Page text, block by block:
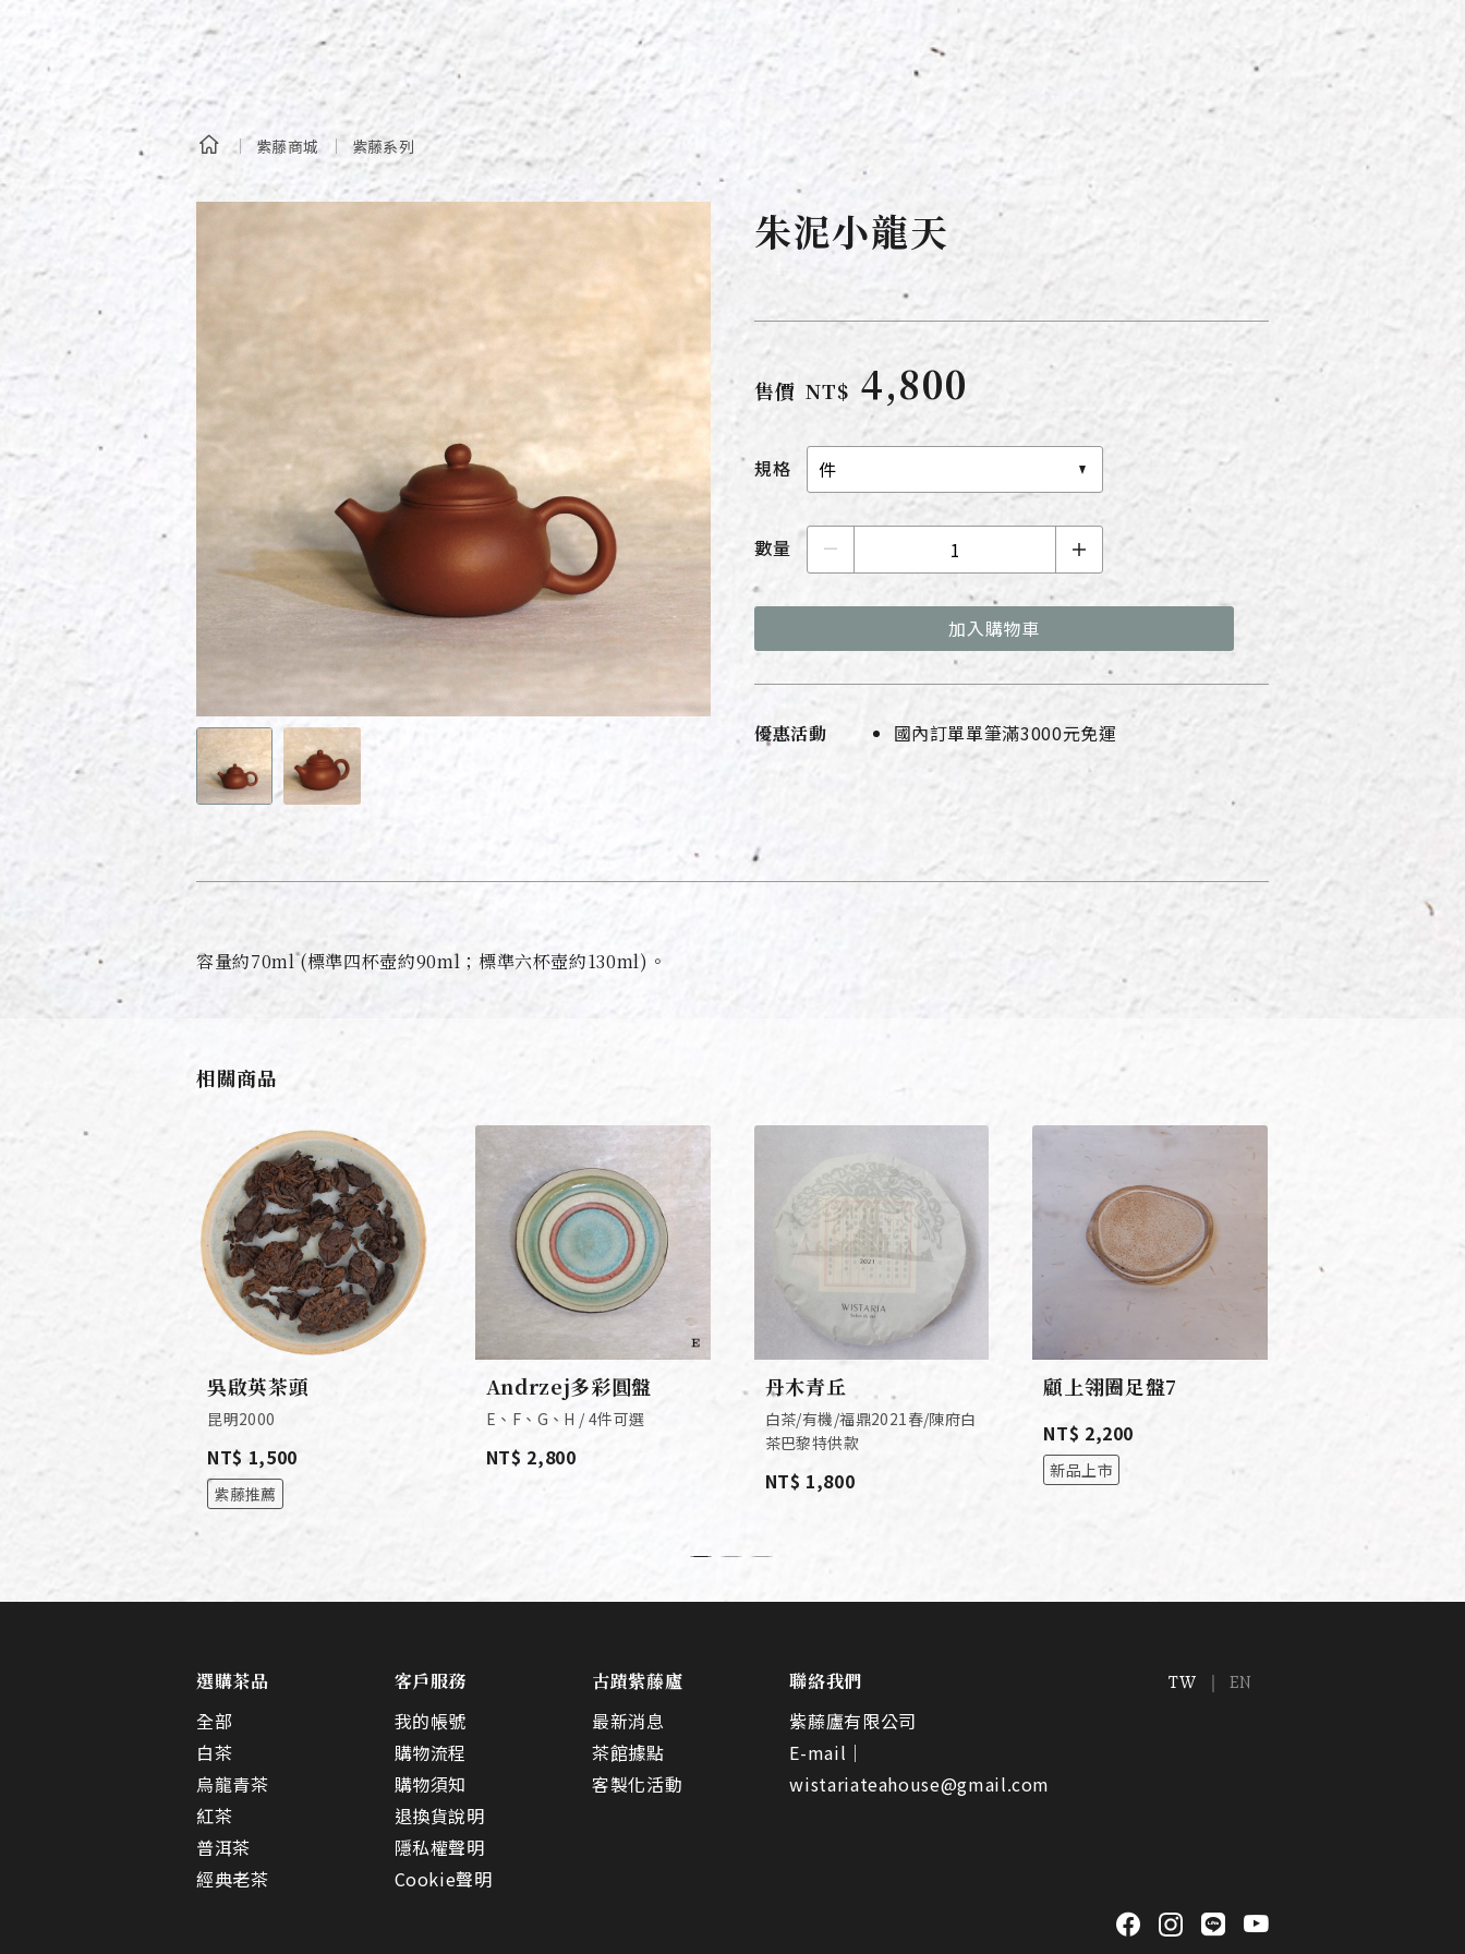
紫藤商城 紫藤系列
朱泥小龍天
售價 NT$ 4,800
規格 件
數量
加入購物車
優惠活動 國內訂單單筆滿3000元免運
容量約70ml (標準四杯壺約90ml；標準六杯壺約130ml)。
相關商品
吳啟英茶頭
昆明2000
NT$ 1,500
紫藤推薦
Andrzej多彩圓盤
E、F、G、H / 4件可選
NT$ 2,800
丹木青丘
白茶/有機/福鼎2021春/陳府白
茶巴黎特供款
NT$ 1,800
顧上翎圈足盤7
NT$ 2,200
新品上市
選購茶品
全部
白茶
烏龍青茶
紅茶
普洱茶
經典老茶
客戶服務
我的帳號
購物流程
購物須知
退換貨說明
隱私權聲明
Cookie聲明
古蹟紫藤廬
最新消息
茶館據點
客製化活動
聯絡我們
紫藤廬有限公司
E-mail｜
wistariateahouse@gmail.com
TW EN